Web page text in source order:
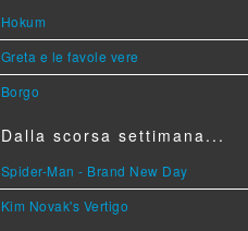
Hokum
Greta e le favole vere
Borgo
Dalla scorsa settimana...
Spider-Man - Brand New Day
Kim Novak's Vertigo